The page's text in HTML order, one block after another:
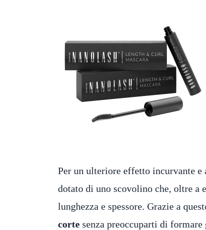
Per un ulteriore effetto incurvante e
dotato di uno scovolino che, oltre a
lunghezza e spessore. Grazie a
corte senza preoccuparti di